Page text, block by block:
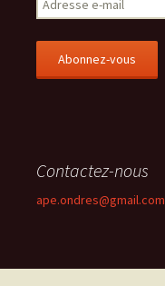
Contactez-nous
ape.ondres@gmail.com